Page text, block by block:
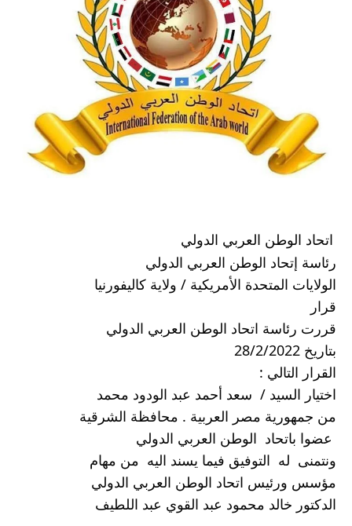
اتحاد الوطن العربي الدولي
رئاسة إتحاد الوطن العربي الدولي
الولايات المتحدة الأمريكية / ولاية كاليفورنيا
قرار
قررت رئاسة اتحاد الوطن العربي الدولي
بتاريخ 28/2/2022
القرار التالي :
اختيار السيد /  سعد أحمد عبد الودود محمد
من جمهورية مصر العربية . محافظة الشرقية
ونتمنى  له  التوفيق فيما يسند اليه  من مهام
مؤسس ورئيس اتحاد الوطن العربي الدولي
الدكتور خالد محمود عبد القوي عبد اللطيف